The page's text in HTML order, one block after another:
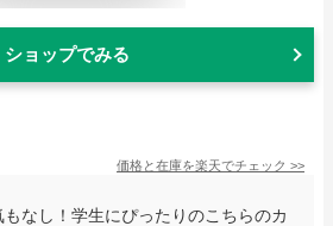
ショップでみる
価格と在庫を楽天でチェック >>
なし！学生にぴったりのこちらのカ